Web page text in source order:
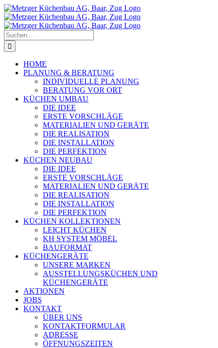
Zum
Inhalt
springen
Suche
nach:
HOME
PLANUNG & BERATUNG
INDIVIDUELLE PLANUNG
BERATUNG VOR ORT
KÜCHEN UMBAU
DIE IDEE
ERSTE VORSCHLÄGE
MATERIALIEN UND GERÄTE
DIE REALISATION
DIE INSTALLATION
DIE PERFEKTION
KÜCHEN NEUBAU
DIE IDEE
ERSTE VORSCHLÄGE
MATERIALIEN UND GERÄTE
DIE REALISATION
DIE INSTALLATION
DIE PERFEKTION
KÜCHEN KOLLEKTIONEN
LEICHT KÜCHEN
KH SYSTEM MÖBEL
BAUFORMAT
KÜCHENGERÄTE
UNSERE MARKEN
AUSSTELLUNGSKÜCHEN UND
KÜCHENGERÄTE
AKTIONEN
JOBS
KONTAKT
ÜBER UNS
KONTAKTFORMULAR
ADRESSE
ÖFFNUNGSZEITEN